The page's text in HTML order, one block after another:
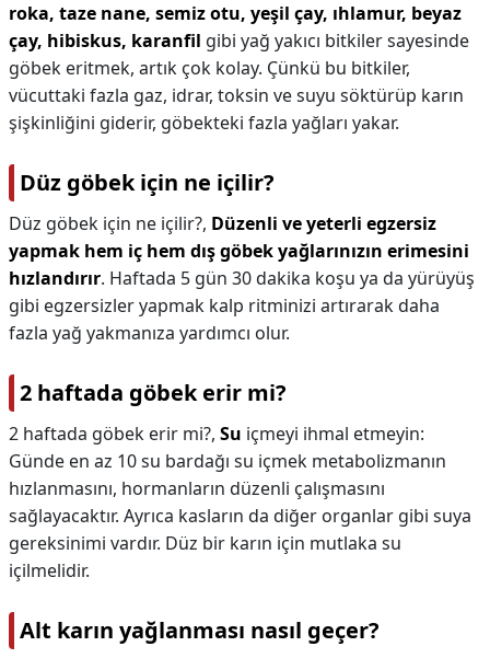
roka, taze nane, semiz otu, yeşil çay, ıhlamur, beyaz
çay, hibiskus, karanfil gibi yağ yakıcı bitkiler sayesinde
göbek eritmek, artık çok kolay. Çünkü bu bitkiler,
vücuttaki fazla gaz, idrar, toksin ve suyu söktürüp karın
şişkinliğini giderir, göbekteki fazla yağları yakar.
Düz göbek için ne içilir?
Düz göbek için ne içilir?, Düzenli ve yeterli egzersiz
yapmak hem iç hem dış göbek yağlarınızın erimesini
hızlandırır. Haftada 5 gün 30 dakika koşu ya da yürüyüş
gibi egzersizler yapmak kalp ritminizi artırarak daha
fazla yağ yakmanıza yardımcı olur.
2 haftada göbek erir mi?
2 haftada göbek erir mi?, Su içmeyi ihmal etmeyin:
Günde en az 10 su bardağı su içmek metabolizmanın
hızlanmasını, hormanların düzenli çalışmasını
sağlayacaktır. Ayrıca kasların da diğer organlar gibi suya
gereksinimi vardır. Düz bir karın için mutlaka su
içilmelidir.
Alt karın yağlanması nasıl geçer?